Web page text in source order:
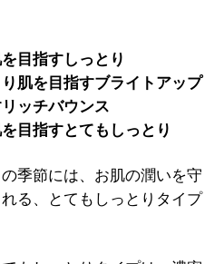
目指すしっとり
肌を目指すブライトアップ
ッチバウンス
目指すとてもしっとり
季節には、お肌の潤いを守
る、とてもしっとりタイプ